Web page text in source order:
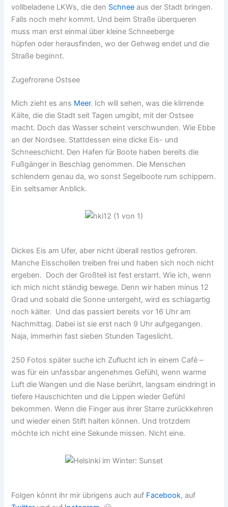
vollbeladene LKWs, die den Schnee aus der Stadt bringen.
Falls noch mehr kommt. Und beim Straße überqueren
muss man erst einmal über kleine Schneeberge
hüpfen oder herausfinden, wo der Gehweg endet und die
Straße beginnt.
Zugefrorene Ostsee
Mich zieht es ans Meer. Ich will sehen, was die klirrende
Kälte, die die Stadt seit Tagen umgibt, mit der Ostsee
macht. Doch das Wasser scheint verschwunden. Wie Ebbe
an der Nordsee. Stattdessen eine dicke Eis- und
Schneeschicht. Den Hafen für Boote haben bereits die
Fußgänger in Beschlag genommen. Die Menschen
schlendern genau da, wo sonst Segelboote rum schippern.
Ein seltsamer Anblick.
Dickes Eis am Ufer, aber nicht überall restlos gefroren.
Manche Eisschollen treiben frei und haben sich noch nicht
ergeben. Doch der Großteil ist fest erstarrt. Wie ich, wenn
ich mich nicht ständig bewege. Denn wir haben minus 12
Grad und sobald die Sonne untergeht, wird es schlagartig
noch kälter. Und das passiert bereits vor 16 Uhr am
Nachmittag. Dabei ist sie erst nach 9 Uhr aufgegangen.
Naja, immerhin fast sieben Stunden Tageslicht.
250 Fotos später suche ich Zuflucht ich in einem Café –
was für ein unfassbar angenehmes Gefühl, wenn warme
Luft die Wangen und die Nase berührt, langsam eindringt in
tiefere Hauschichten und die Lippen wieder Gefühl
bekommen. Wenn die Finger aus ihrer Starre zurückkehren
und wieder einen Stift halten können. Und trotzdem
möchte ich nicht eine Sekunde missen. Nicht eine.
Folgen könnt ihr mir übrigens auch auf Facebook, auf